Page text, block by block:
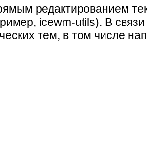
редактированием
icewm-utils). В
тем, в том числе